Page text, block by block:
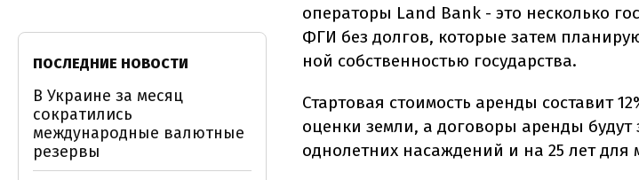
операторы Land Bank - это несколько
ФГИ без долгов, которые затем
ной собственностью государства.
Стартовая стоимость аренды составит
оценки земли, а договоры аренды будут
однолетних насаждений и на 25 лет для
ПОСЛЕДНИЕ НОВОСТИ
В Украине за месяц
сократились
международные валютные
резервы